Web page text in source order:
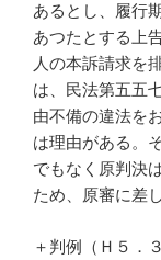
あるとし、履行
あつたとする上
人の本訴請求を
は、民法第五五
由不備の違法を
は理由がある。
でもなく原判決
ため、原審に差
＋判例（Ｈ５．